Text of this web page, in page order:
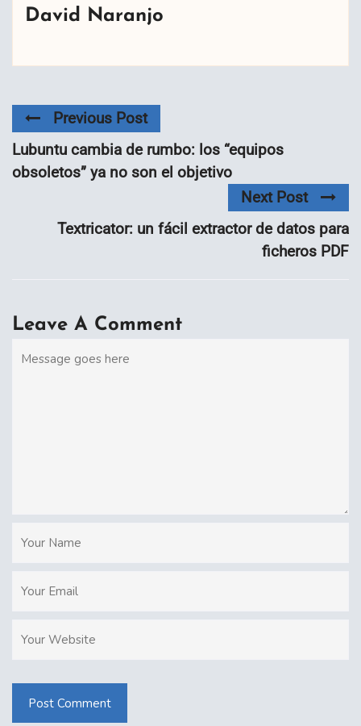
David Naranjo
Previous Post
Lubuntu cambia de rumbo: los “equipos
obsoletos” ya no son el objetivo
Next Post
Textricator: un fácil extractor de datos para
ficheros PDF
Leave A Comment
Post Comment